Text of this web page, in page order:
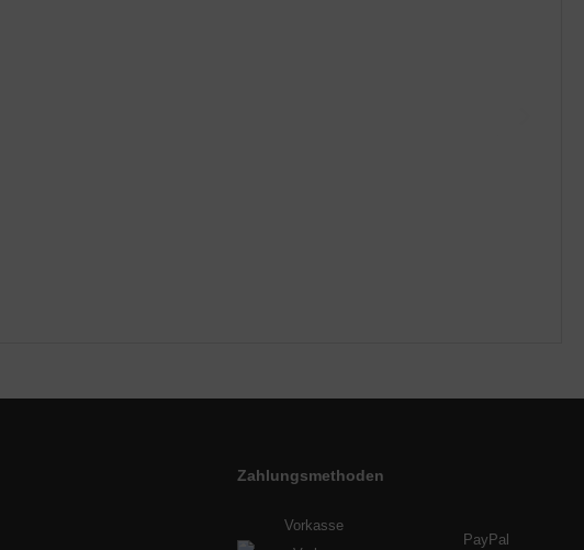
Zahlungsmethoden
Vorkasse
PayPal